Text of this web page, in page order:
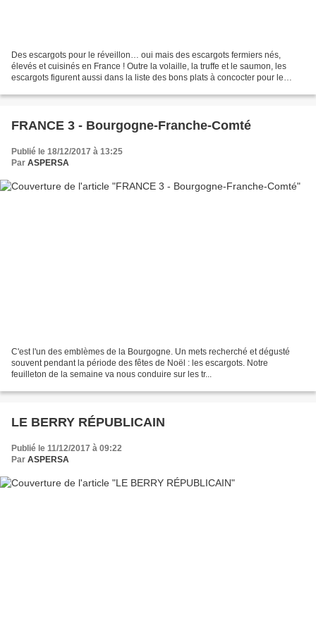
Des escargots pour le réveillon… oui mais des escargots fermiers nés,
élevés et cuisinés en France ! Outre la volaille, la truffe et le saumon, les
escargots figurent aussi dans la liste des bons plats à concocter pour le
FRANCE 3 - Bourgogne-Franche-Comté
Publié le 18/12/2017 à 13:25
Par ASPERSA
C'est l'un des emblèmes de la Bourgogne. Un mets recherché et dégusté
souvent pendant la période des fêtes de Noël : les escargots. Notre
feuilleton de la semaine va nous conduire sur les tr...
LE BERRY RÉPUBLICAIN
Publié le 11/12/2017 à 09:22
Par ASPERSA